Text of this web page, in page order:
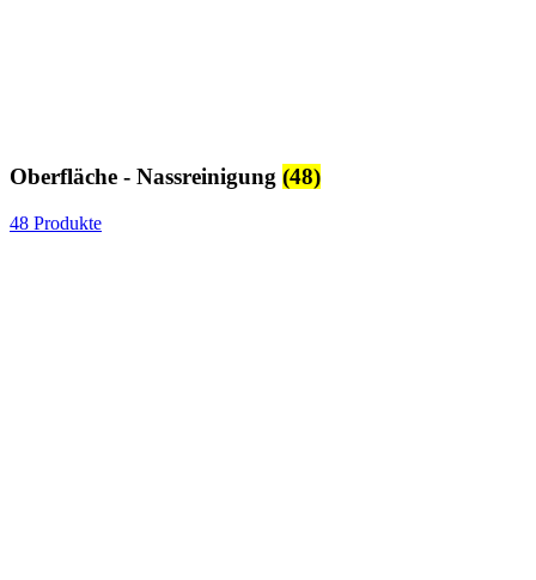
Oberfläche - Nassreinigung (48)
48 Produkte